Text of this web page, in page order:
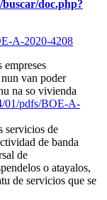
doc.php?
A-2020-4208
empreses
van poder
na so vivienda
01/pdfs/BOE-A-
servicios de
de banda
de
o atayalos,
de servicios que se